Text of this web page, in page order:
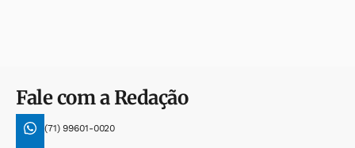
Fale com a Redação
(71) 99601-0020